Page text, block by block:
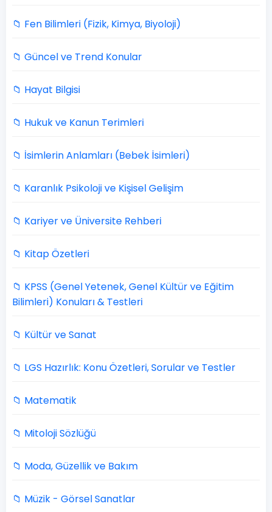
📁 Fen Bilimleri (Fizik, Kimya, Biyoloji)
📁 Güncel ve Trend Konular
📁 Hayat Bilgisi
📁 Hukuk ve Kanun Terimleri
📁 İsimlerin Anlamları (Bebek İsimleri)
📁 Karanlık Psikoloji ve Kişisel Gelişim
📁 Kariyer ve Üniversite Rehberi
📁 Kitap Özetleri
📁 KPSS (Genel Yetenek, Genel Kültür ve Eğitim
Bilimleri) Konuları & Testleri
📁 Kültür ve Sanat
📁 LGS Hazırlık: Konu Özetleri, Sorular ve Testler
📁 Matematik
📁 Mitoloji Sözlüğü
📁 Moda, Güzellik ve Bakım
📁 Müzik - Görsel Sanatlar